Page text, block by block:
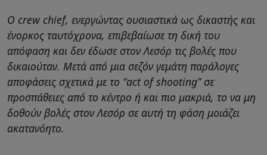
Ο crew chief, ενεργώντας ουσιαστικά ως δικαστής και
ένορκος ταυτόχρονα, επιβεβαίωσε τη δική του
απόφαση και δεν έδωσε στον Λεσόρ τις βολές που
δικαιούταν. Μετά από μια σεζόν γεμάτη παράλογες
αποφάσεις σχετικά με το “act of shooting” σε
προσπάθειες από το κέντρο ή και πιο μακριά, το να μη
δοθούν βολές στον Λεσόρ σε αυτή τη φάση μοιάζει
ακατανόητο.